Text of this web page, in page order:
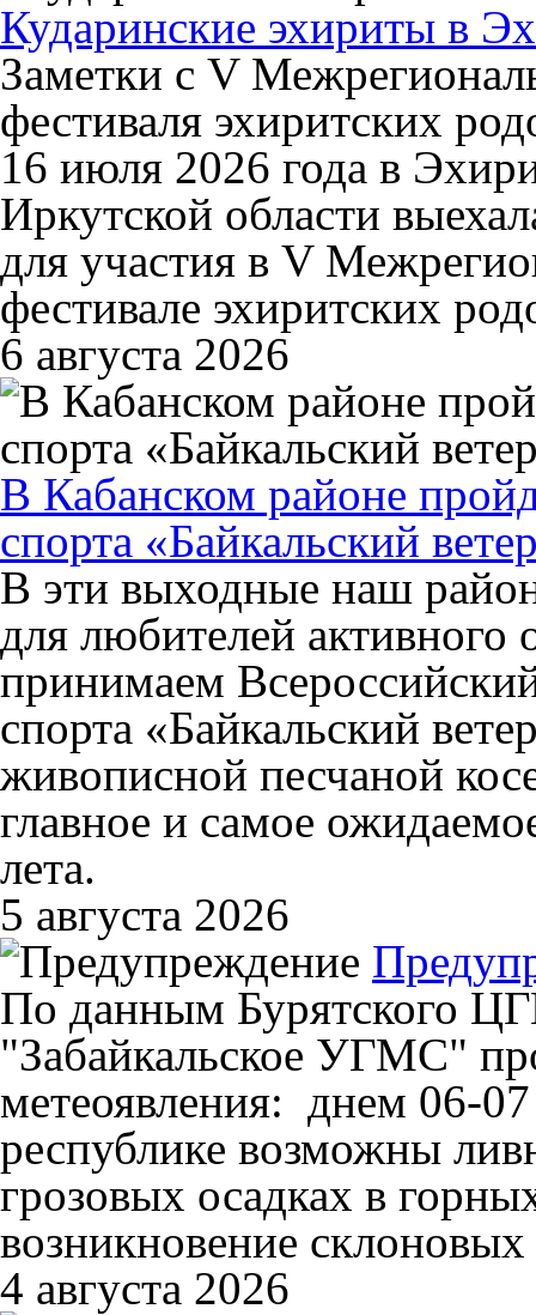
Кударинские эхириты в
Заметки с V
фестиваля эхиритских
16 июля 2026 года в
Иркутской области
для участия в V
фестивале эхиритских
6 августа 2026
В Кабанском районе
спорта «Байкальский
В эти выходные наш
для любителей
принимаем
спорта «Байкальский
живописной песчаной
главное и самое
лета.
5 августа 2026
По данным Бурятского
"Забайкальское УГМС"
метеоявления: днем 06-07
республике возможны
грозовых осадках в
возникновение склоновых
4 августа 2026